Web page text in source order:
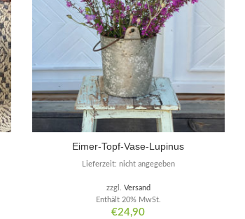
Eimer-Topf-Vase-Lupinus
€24,90
Enthält 20% MwSt.
zzgl. Versand
Lieferzeit: nicht angegeben